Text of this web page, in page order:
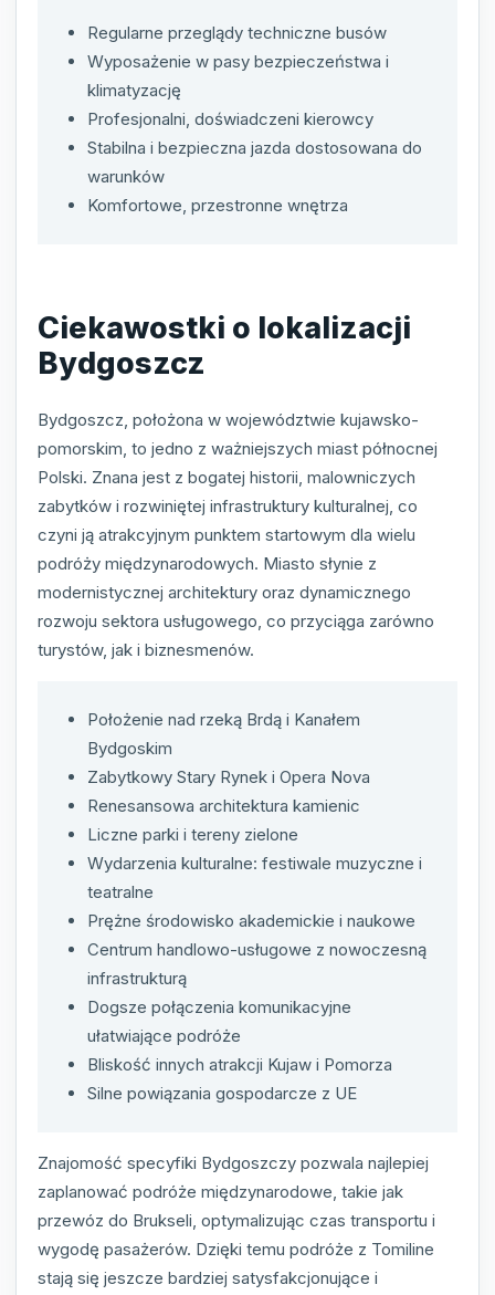
Regularne przeglądy techniczne busów
Wyposażenie w pasy bezpieczeństwa i
klimatyzację
Profesjonalni, doświadczeni kierowcy
Stabilna i bezpieczna jazda dostosowana do
warunków
Komfortowe, przestronne wnętrza
Ciekawostki o lokalizacji
Bydgoszcz
Bydgoszcz, położona w województwie kujawsko-
pomorskim, to jedno z ważniejszych miast północnej
Polski. Znana jest z bogatej historii, malowniczych
zabytków i rozwiniętej infrastruktury kulturalnej, co
czyni ją atrakcyjnym punktem startowym dla wielu
podróży międzynarodowych. Miasto słynie z
modernistycznej architektury oraz dynamicznego
rozwoju sektora usługowego, co przyciąga zarówno
turystów, jak i biznesmenów.
Położenie nad rzeką Brdą i Kanałem
Bydgoskim
Zabytkowy Stary Rynek i Opera Nova
Renesansowa architektura kamienic
Liczne parki i tereny zielone
Wydarzenia kulturalne: festiwale muzyczne i
teatralne
Prężne środowisko akademickie i naukowe
Centrum handlowo-usługowe z nowoczesną
infrastrukturą
Dogsze połączenia komunikacyjne
ułatwiające podróże
Bliskość innych atrakcji Kujaw i Pomorza
Silne powiązania gospodarcze z UE
Znajomość specyfiki Bydgoszczy pozwala najlepiej
zaplanować podróże międzynarodowe, takie jak
przewóz do Brukseli, optymalizując czas transportu i
wygodę pasażerów. Dzięki temu podróże z Tomiline
stają się jeszcze bardziej satysfakcjonujące i